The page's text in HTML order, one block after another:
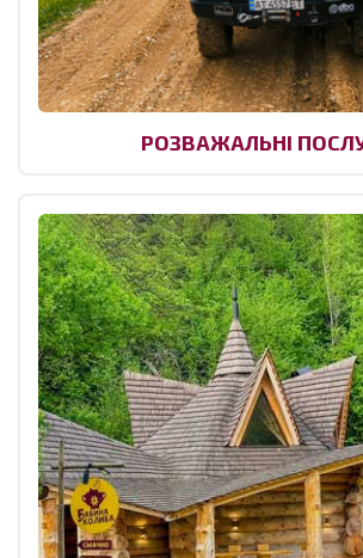
РОЗВАЖАЛЬНІ